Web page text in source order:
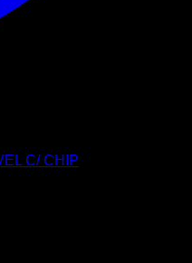
C/ CHIP